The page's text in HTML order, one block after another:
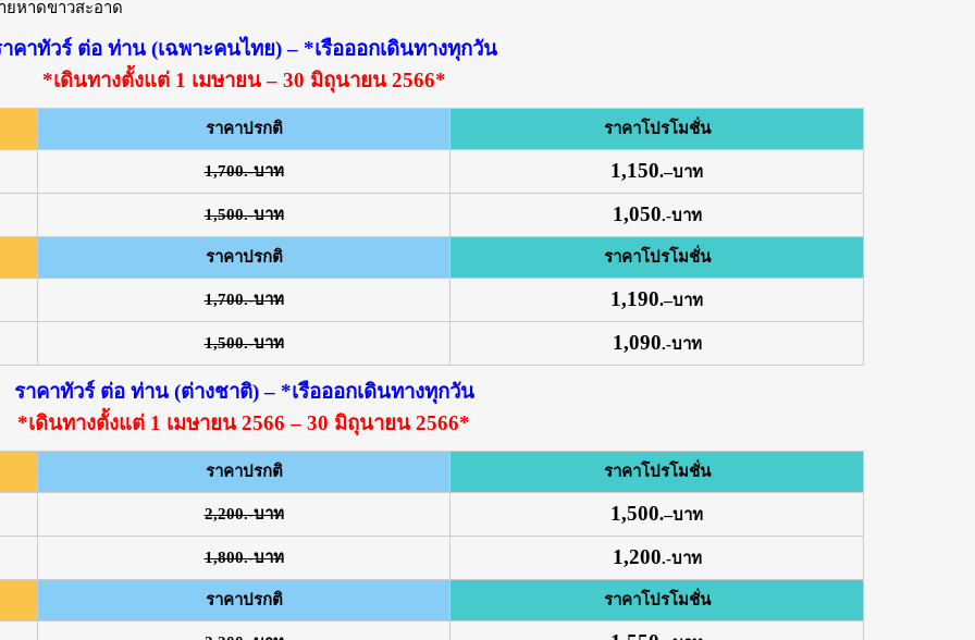
ยหาดขาวสะอาด
คาทัวร์ ต่อ ท่าน (เฉพาะคนไทย) – *เรือออกเดินทางทุกวัน
*เดินทางตั้งแต่ 1 เมษายน – 30 มิถุนายน 2566*
ราคาปรกติ ราคาโปรโมชั่น
1,700.-บาท 1,150.–บาท
1,500.-บาท 1,050.-บาท
ราคาปรกติ ราคาโปรโมชั่น
1,700.-บาท 1,190.–บาท
1,500.-บาท 1,090.-บาท
ราคาทัวร์ ต่อ ท่าน (ต่างชาติ) – *เรือออกเดินทางทุกวัน
*เดินทางตั้งแต่ 1 เมษายน 2566 – 30 มิถุนายน 2566*
ราคาปรกติ ราคาโปรโมชั่น
2,200.-บาท 1,500.–บาท
1,800.-บาท 1,200.-บาท
ราคาปรกติ ราคาโปรโมชั่น